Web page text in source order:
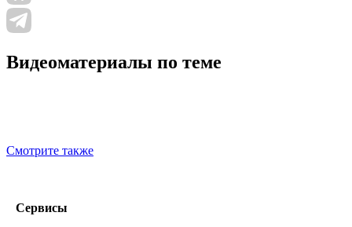
Видеоматериалы по теме
Смотрите также
Сервисы